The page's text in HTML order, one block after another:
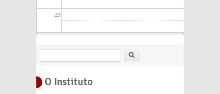
23
Buscar
O Instituto